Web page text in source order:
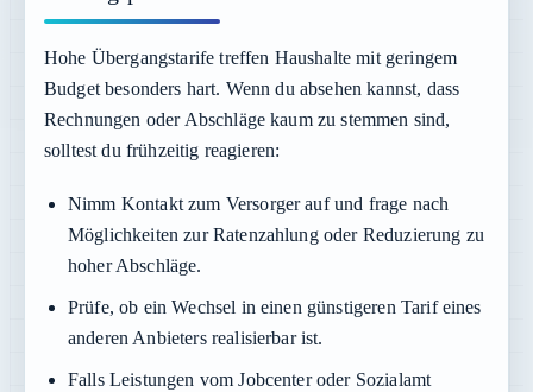
Hohe Übergangstarife treffen Haushalte mit geringem
Budget besonders hart. Wenn du absehen kannst, dass
Rechnungen oder Abschläge kaum zu stemmen sind,
solltest du frühzeitig reagieren:
Nimm Kontakt zum Versorger auf und frage nach
Möglichkeiten zur Ratenzahlung oder Reduzierung zu
hoher Abschläge.
Prüfe, ob ein Wechsel in einen günstigeren Tarif eines
anderen Anbieters realisierbar ist.
Falls Leistungen vom Jobcenter oder Sozialamt